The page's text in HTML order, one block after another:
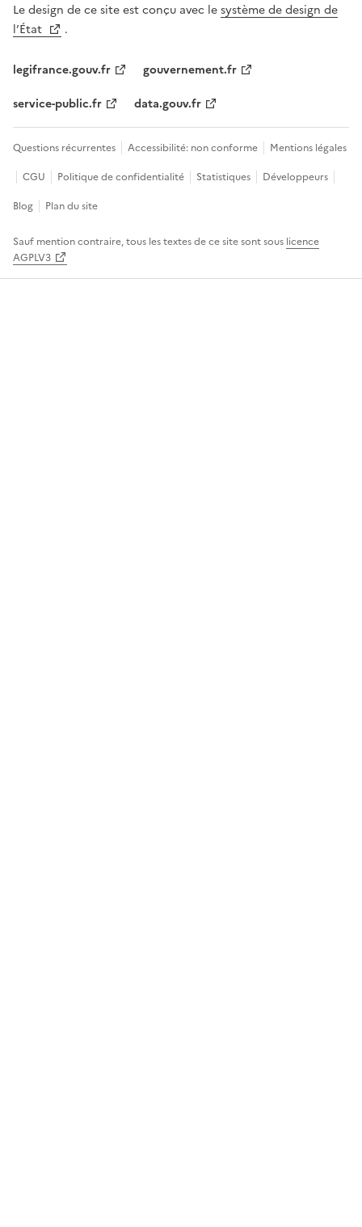
Le design de ce site est conçu avec lesystème de design de
l’État
.
legifrance.gouv.fr
gouvernement.fr
service-public.fr
data.gouv.fr
Questions récurrentes Accessibilité: non conforme
Mentions légales
CGU
Politique de confidentialité Statistiques
Développeurs
Blog
Plan du site
Sauf mention contraire, tous les textes de ce site sont sous licence
AGPLV3